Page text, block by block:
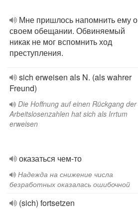
Мне пришлось напомнить ему о
своем обещании. Обвиняемый
никак не мог вспомнить ход
преступления.
sich erweisen als N. (als wahrer
Freund)
Die Hoffnung auf einen Rückgang der
Arbeitslosenzahlen hat sich als Irrtum
erweisen
оказаться чем-то
Надежда на снижение числа
безработных оказалась ошибочной
(sich) fortsetzen